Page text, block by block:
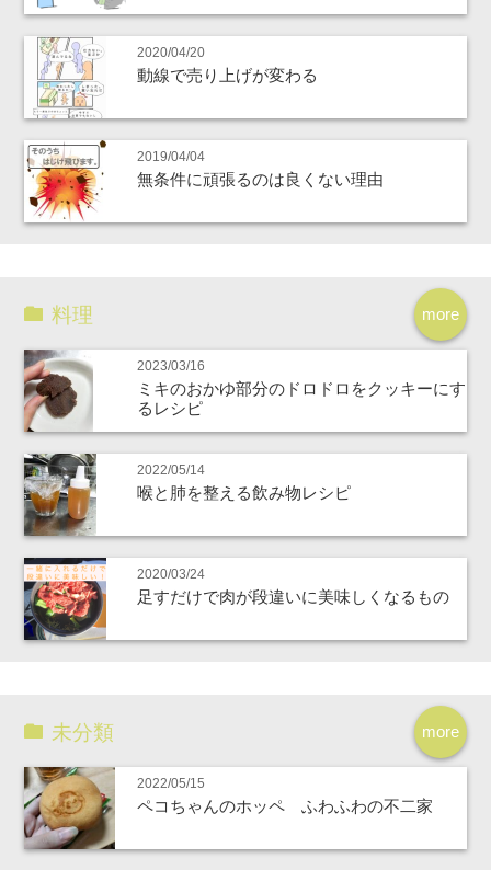
2020/04/20
動線で売り上げが変わる
2019/04/04
無条件に頑張るのは良くない理由
more
料理
2023/03/16
ミキのおかゆ部分のドロドロをクッキーにす
るレシピ
2022/05/14
喉と肺を整える飲み物レシピ
2020/03/24
足すだけで肉が段違いに美味しくなるもの
more
未分類
2022/05/15
ペコちゃんのホッペ ふわふわの不二家